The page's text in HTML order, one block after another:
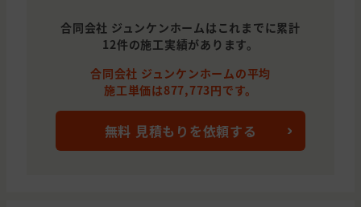
合同会社 ジュンケンホームはこれまでに累計
12件の施工実績があります。
合同会社 ジュンケンホームの平均
施工単価は877,773円です。
無料 見積もりを依頼する